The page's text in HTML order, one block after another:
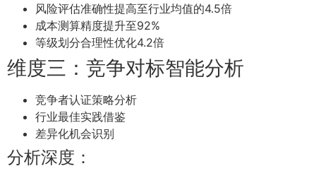
风险评估准确性提高至行业均值的4.5倍
成本测算精度提升至92%
等级划分合理性优化4.2倍
维度三：竞争对标智能分析
竞争者认证策略分析
行业最佳实践借鉴
差异化机会识别
分析深度：